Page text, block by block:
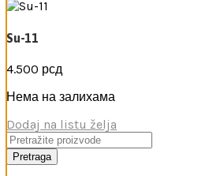
Su-11
4.500 рсд
Нема на залихама
Dodaj na listu želja
Pretraga